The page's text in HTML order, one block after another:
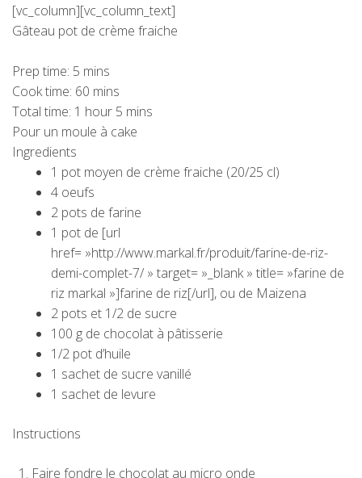
[vc_column][vc_column_text]
Gâteau pot de crème fraiche
Prep time: 5 mins
Cook time: 60 mins
Total time: 1 hour 5 mins
Pour un moule à cake
Ingredients
1 pot moyen de crème fraiche (20/25 cl)
4 oeufs
2 pots de farine
1 pot de [url
href= »http://www.markal.fr/produit/farine-de-riz-
demi-complet-7/ » target= »_blank » title= »farine de
riz markal »]farine de riz[/url], ou de Maizena
2 pots et 1/2 de sucre
100 g de chocolat à pâtisserie
1/2 pot d’huile
1 sachet de sucre vanillé
1 sachet de levure
Instructions
Faire fondre le chocolat au micro onde